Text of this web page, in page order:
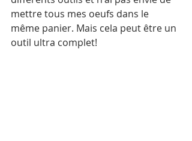
mettre tous mes oeufs dans le
même panier. Mais cela peut être un
outil ultra complet!